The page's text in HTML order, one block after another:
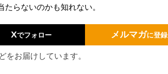
らないのかも知れない。
Xでフォロー メルマガに登録
をお届けしています。